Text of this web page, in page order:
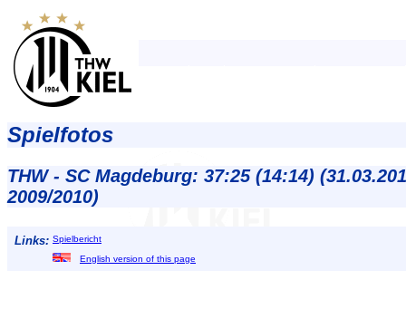
Spielfotos
THW - SC Magdeburg: 37:25 (14:14)
2009/2010)
Links: Spielbericht
English version of this page